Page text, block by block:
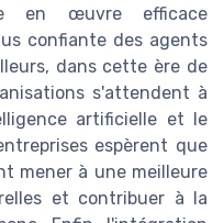
en œuvre efficace
confiante des agents
dans cette ère de
s'attendent à
artificielle et le
espèrent que
mener à une meilleure
et contribuer à la